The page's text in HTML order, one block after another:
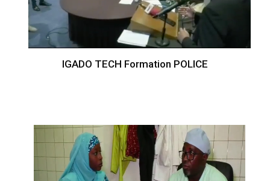
IGADO TECH Formation POLICE